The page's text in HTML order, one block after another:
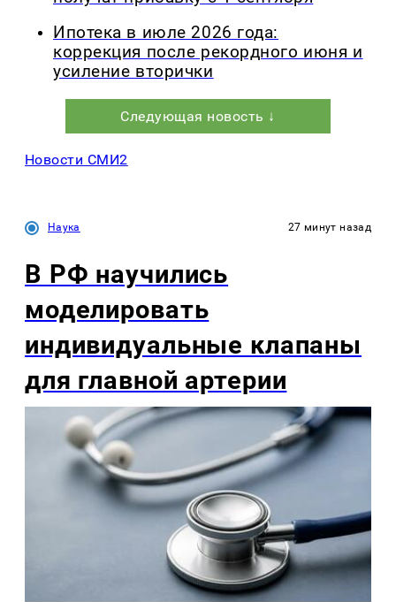
Ипотека в июле 2026 года:
коррекция после рекордного июня и
усиление вторички
Следующая новость ↓
Новости СМИ2
Наука 27 минут назад
В РФ научились
моделировать
индивидуальные клапаны
для главной артерии